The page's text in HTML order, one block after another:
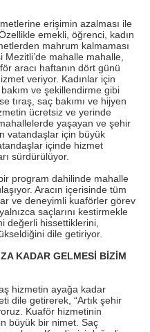
erişimin azalması ile
emekli, öğrenci, kadın
mahrum kalmaması
mahalle mahalle,
aracı haftanın dört günü
veriyor. Kadınlar için
ve şekillendirme gibi
tıraş, saç bakımı ve hijyen
ücretsiz ve yerinde
yaşayan ve şehir
vatandaşlar için büyük
içinde hizmet
sürdürülüyor.
program dahilinde mahalle
Aracın içerisinde tüm
ve deneyimli kuaförler görev
saçlarını kestirmekle
değerli hissettiklerini,
dile getiriyor.
KADAR GELMESİ BİZİM
hizmetin ayağa kadar
dile getirerek, “Artık şehir
Kuaför hizmetinin
büyük bir nimet. Saç